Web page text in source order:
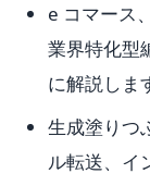
e コマース
業界特化型
に解説しま
生成塗りつ
ル転送、イ